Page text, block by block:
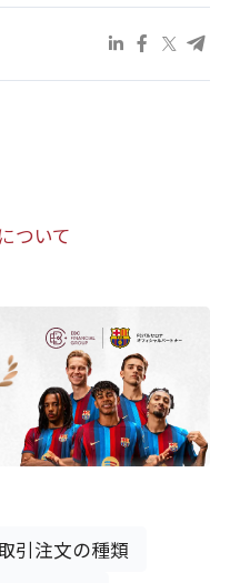
ついて
引注文の種類